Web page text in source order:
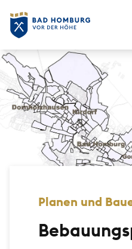
Planen und